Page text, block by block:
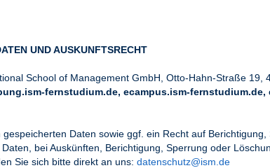
UND AUSKUNFTSRECHT
School of Management GmbH, Otto-Hahn-Straße 19,
fernstudium.de, ecampus.ism-
Daten sowie ggf. ein Recht auf
bei Auskünften, Berichtigung, Sperrung oder
Sie sich bitte direkt an uns: datenschutz@ism.de